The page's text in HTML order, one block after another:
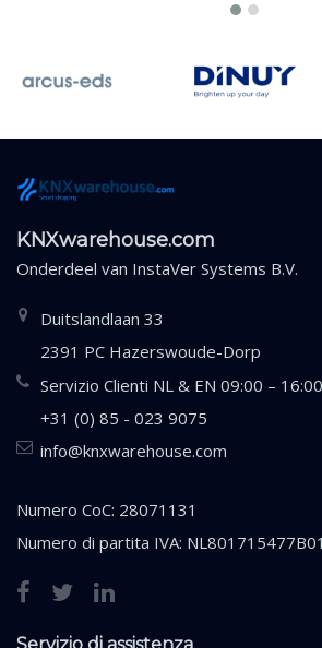
KNXwarehouse.com
Onderdeel van InstaVer Systems B.V.
Duitslandlaan 33
2391 PC Hazerswoude-Dorp
Servizio Clienti NL & EN 09:00 –
+31 (0) 85 - 023 9075
info@knxwarehouse.com
Numero CoC: 28071131
Numero di partita IVA: NL801715477B01